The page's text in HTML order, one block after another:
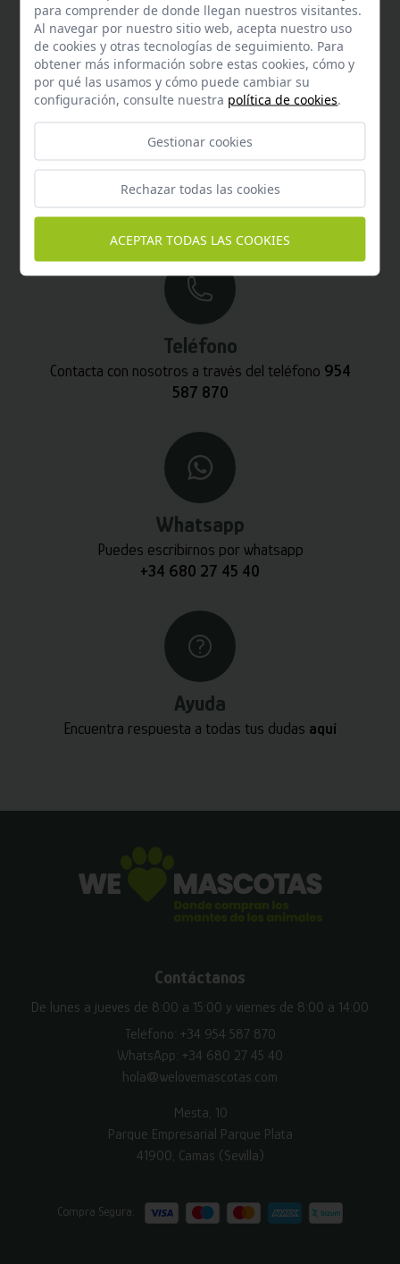
Contacta con nosotros vía email
hola@welovemascotas.com
Teléfono
Contacta con nosotros a través del teléfono 954
587 870
Whatsapp
Puedes escribirnos por whatsapp
+34 680 27 45 40
Ayuda
Encuentra respuesta a todas tus dudas aquí
Contáctanos
De lunes a jueves de 8:00 a 15:00 y viernes de 8:00 a 14:00
Teléfono: +34 954 587 870
WhatsApp: +34 680 27 45 40
hola@welovemascotas.com
Mesta, 10
Parque Empresarial Parque Plata
41900, Camas (Sevilla)
Compra Segura:
para comprender de donde llegan nuestros visitantes.
Al navegar por nuestro sitio web, acepta nuestro uso
de cookies y otras tecnologías de seguimiento. Para
obtener más información sobre estas cookies, cómo y
por qué las usamos y cómo puede cambiar su
configuración, consulte nuestra política de cookies.
Gestionar cookies
Rechazar todas las cookies
ACEPTAR TODAS LAS COOKIES